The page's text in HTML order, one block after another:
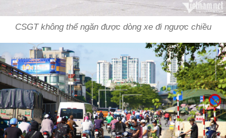
CSGT không thể ngăn được dòng xe đi ngược chiều